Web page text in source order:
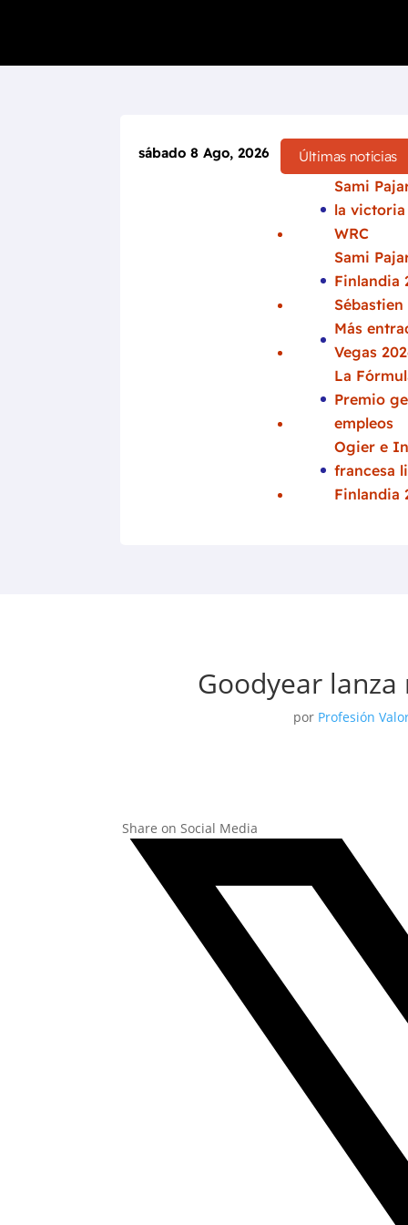
sábado 8 Ago, 2026 Últimas noticias
Sami
la victoria
WRC
Sami
Finlandia
Más
Vegas
La
Premio
empleos
Ogier e
francesa
Finlandia
Goodyear
por Profesión
Share on Social Media